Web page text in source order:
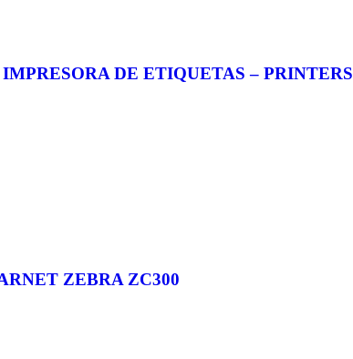
DE ETIQUETAS – PRINTERS
ZEBRA ZC300